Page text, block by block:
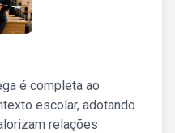
é completa ao
escolar, adotando
relações